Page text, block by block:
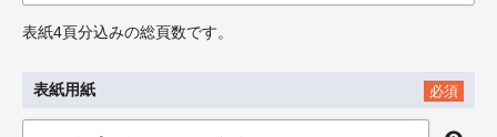
表紙4頁分込みの総頁数です。
表紙用紙 必須